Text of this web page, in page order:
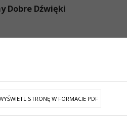
Dobre Dźwięki
STRONĘ W FORMACIE PDF